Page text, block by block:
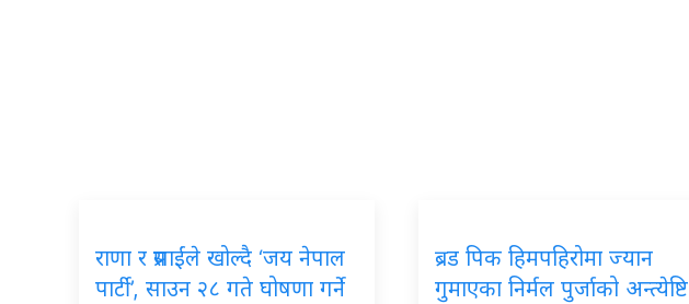
राणा र प्रसाईंले खोल्दै ‘जय नेपाल
पार्टी’, साउन २८ गते घोषणा गर्ने
ब्रड पिक हिमपहिरोमा ज्यान
गुमाएका निर्मल पुर्जाको अन्त्येष्टि